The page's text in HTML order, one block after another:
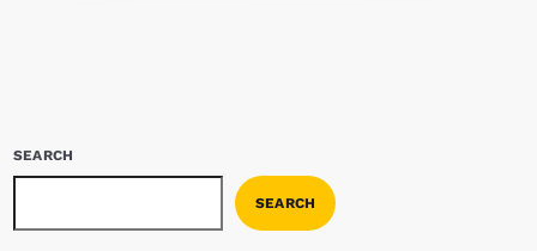
SEARCH
SEARCH